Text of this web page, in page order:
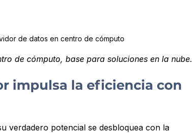
de datos en centro de cómputo
de cómputo, base para soluciones en la nube.
impulsa la eficiencia con
verdadero potencial se desbloquea con la